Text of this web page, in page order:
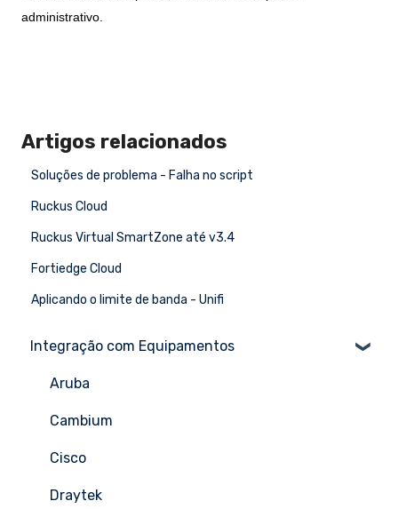
administrativo.
Artigos relacionados
Soluções de problema - Falha no script
Ruckus Cloud
Ruckus Virtual SmartZone até v3.4
Fortiedge Cloud
Aplicando o limite de banda - Unifi
Integração com Equipamentos
Aruba
Cambium
Cisco
Draytek